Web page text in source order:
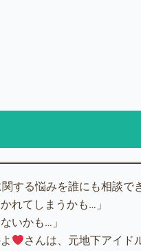
する悩みを誰にも相談で
れてしまうかも…」
いかも…」
さんは、元地下アイド